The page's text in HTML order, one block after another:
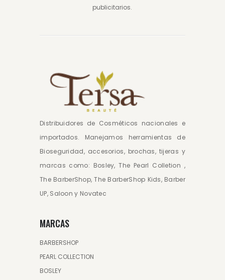
publicitarios.
Distribuidores de Cosméticos nacionales e
importados. Manejamos herramientas de
Bioseguridad, accesorios, brochas, tijeras y
marcas como: Bosley, The Pearl Colletion ,
The BarberShop, The BarberShop Kids, Barber
UP, Saloon y Novatec
MARCAS
BARBERSHOP
PEARL COLLECTION
BOSLEY